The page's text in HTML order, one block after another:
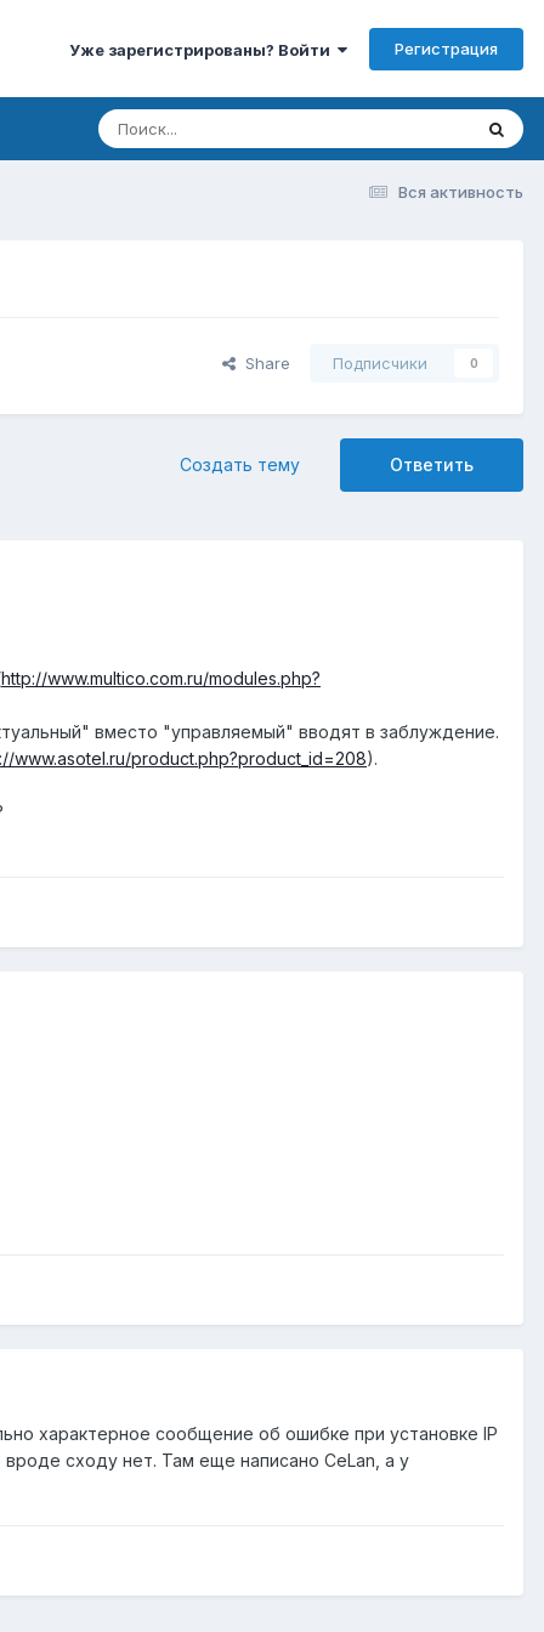
Уже зарегистрированы? Войти Регистрация
Вся активность
Share Подписчики 0
Ответить
Создать тему
http://www.multico.com.ru/modules.php?
вместо "управляемый" вводят в заблуждение.
www.asotel.ru/product.php?product_id=208).
характерное сообщение об ошибке при установке IP
вроде сходу нет. Там еще написано CeLan, а у